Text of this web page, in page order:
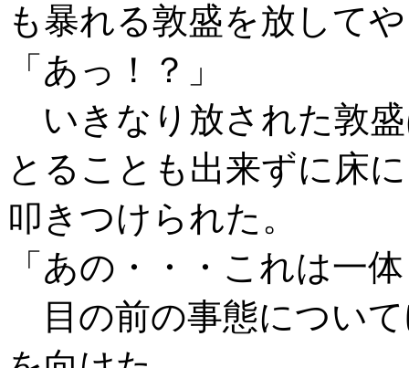
も暴れる敦盛を放して
「あっ！？」
いきなり放された敦
とることも出来ずに床に
叩きつけられた。
「あの・・・これは一
目の前の事態につい